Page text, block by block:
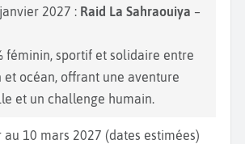
2027 : Raid La Sahraouiya –
féminin, sportif et solidaire entre
et océan, offrant une aventure
et un challenge humain.
au 10 mars 2027 (dates estimées)